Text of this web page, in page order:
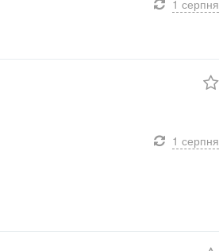
1 серпня
1 серпня